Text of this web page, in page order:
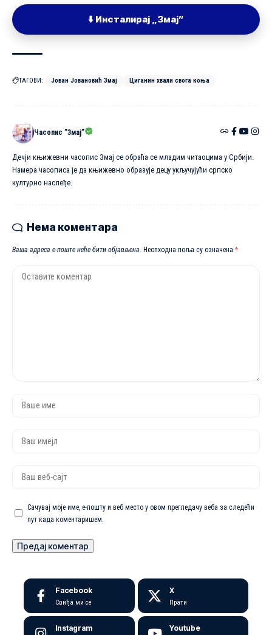
⬇️ Инсталирај „Змај”
ТАГОВИ: Јован Јовановић Змај Циганин хвали свога коња
Часопис ”Змај”
Дечји књижевни часопис Змај се обраћа се младим читаоцима у Србији.
Намера часописа је да књижевно образује децу укључујући српско
културно наслеђе.
Нема коментара
Ваша адреса е-поште неће бити објављена. Неопходна поља су означена *
Сачувај моје име, е-пошту и веб место у овом прегледачу веба за следећи
пут када коментаришем.
Facebook
Свиђа ми се
X
Прати
Instagram Youtube